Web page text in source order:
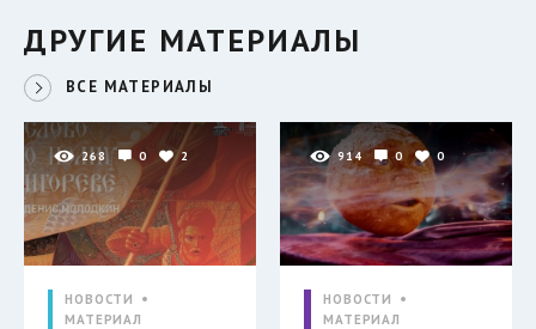
ДРУГИЕ МАТЕРИАЛЫ
ВСЕ МАТЕРИАЛЫ
268 0 2
НОВОСТИ
МАТЕРИАЛ
914 0 0
НОВОСТИ
МАТЕРИАЛ